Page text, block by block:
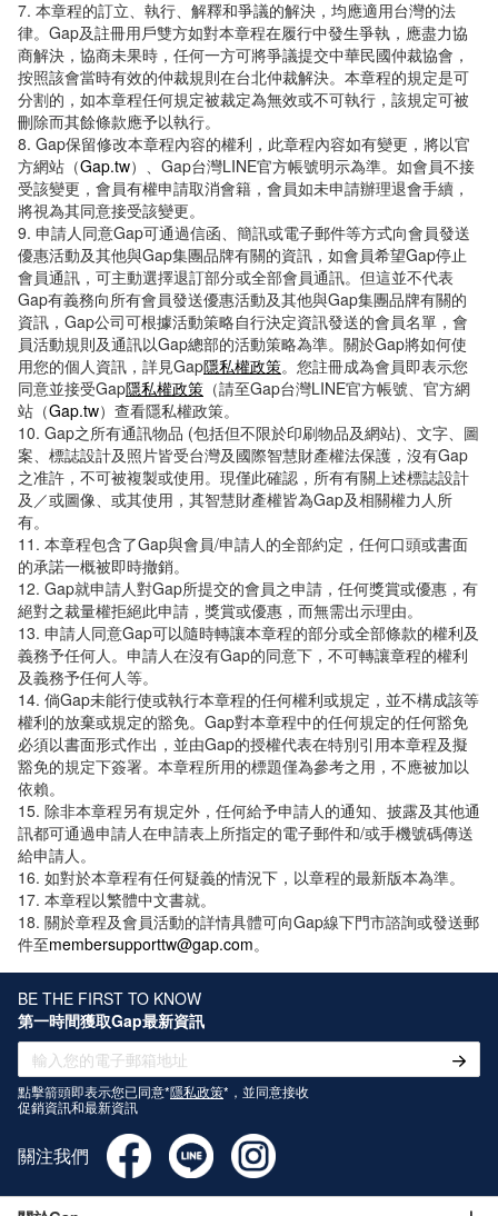
7. 本章程的訂立、執行、解釋和爭議的解決，均應適用台灣的法
律。Gap及註冊用戶雙方如對本章程在履行中發生爭執，應盡力協
商解決，協商未果時，任何一方可將爭議提交中華民國仲裁協會，
按照該會當時有效的仲裁規則在台北仲裁解決。本章程的規定是可
分割的，如本章程任何規定被裁定為無效或不可執行，該規定可被
刪除而其餘條款應予以執行。
8. Gap保留修改本章程內容的權利，此章程內容如有變更，將以官
方網站（Gap.tw）、Gap台灣LINE官方帳號明示為準。如會員不接
受該變更，會員有權申請取消會籍，會員如未申請辦理退會手續，
將視為其同意接受該變更。
9. 申請人同意Gap可通過信函、簡訊或電子郵件等方式向會員發送
優惠活動及其他與Gap集團品牌有關的資訊，如會員希望Gap停止
會員通訊，可主動選擇退訂部分或全部會員通訊。但這並不代表
Gap有義務向所有會員發送優惠活動及其他與Gap集團品牌有關的
資訊，Gap公司可根據活動策略自行決定資訊發送的會員名單，會
員活動規則及通訊以Gap總部的活動策略為準。關於Gap將如何使
用您的個人資訊，詳見Gap隱私權政策。您註冊成為會員即表示您
同意並接受Gap隱私權政策 （請至Gap台灣LINE官方帳號、官方網
站（Gap.tw）查看隱私權政策。
10. Gap之所有通訊物品 (包括但不限於印刷物品及網站)、文字、圖
案、標誌設計及照片皆受台灣及國際智慧財產權法保護，沒有Gap
之准許，不可被複製或使用。現僅此確認，所有有關上述標誌設計
及／或圖像、或其使用，其智慧財產權皆為Gap及相關權力人所
有。
11. 本章程包含了Gap與會員/申請人的全部約定，任何口頭或書面
的承諾一概被即時撤銷。
12. Gap就申請人對Gap所提交的會員之申請，任何獎賞或優惠，有
絕對之裁量權拒絕此申請，獎賞或優惠，而無需出示理由。
13. 申請人同意Gap可以隨時轉讓本章程的部分或全部條款的權利及
義務予任何人。申請人在沒有Gap的同意下，不可轉讓章程的權利
及義務予任何人等。
14. 倘Gap未能行使或執行本章程的任何權利或規定，並不構成該等
權利的放棄或規定的豁免。Gap對本章程中的任何規定的任何豁免
必須以書面形式作出，並由Gap的授權代表在特別引用本章程及擬
豁免的規定下簽署。本章程所用的標題僅為參考之用，不應被加以
依賴。
15. 除非本章程另有規定外，任何給予申請人的通知、披露及其他通
訊都可通過申請人在申請表上所指定的電子郵件和/或手機號碼傳送
給申請人。
16. 如對於本章程有任何疑義的情況下，以章程的最新版本為準。
17. 本章程以繁體中文書就。
18. 關於章程及會員活動的詳情具體可向Gap線下門市諮詢或發送郵
件至membersupporttw@gap.com。
BE THE FIRST TO KNOW
第一時間獲取Gap最新資訊
點擊箭頭即表示您已同意*隱私政策*，並同意接收
促銷資訊和最新資訊
關注我們